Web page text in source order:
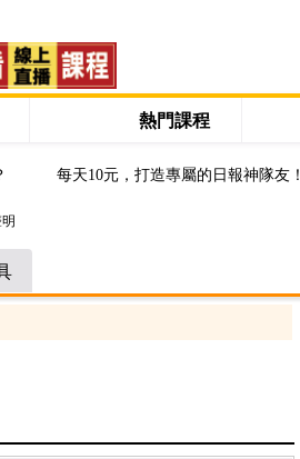
熱門課程
每天10元，打造專屬的日報神隊友！